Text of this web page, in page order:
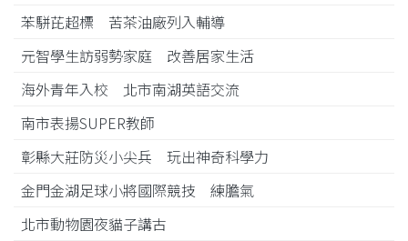
苯駢芘超標 苦茶油廠列入輔導
元智學生訪弱勢家庭 改善居家生活
海外青年入校 北市南湖英語交流
南市表揚SUPER教師
彰縣大莊防災小尖兵 玩出神奇科學力
金門金湖足球小將國際競技 練膽氣
北市動物園夜貓子講古